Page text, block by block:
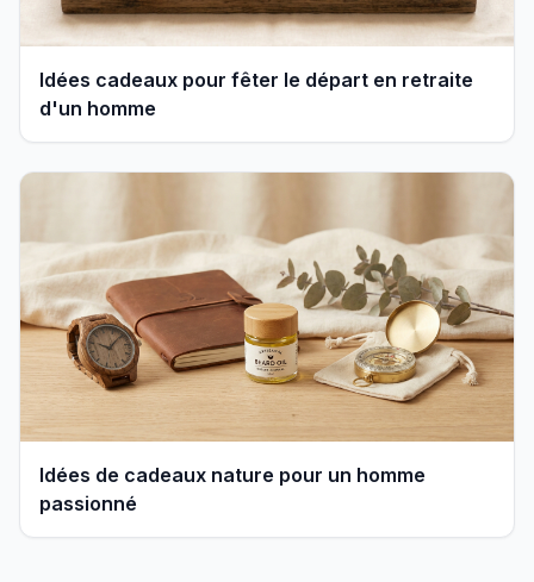
Idées cadeaux pour fêter le départ en retraite
d'un homme
Idées de cadeaux nature pour un homme
passionné